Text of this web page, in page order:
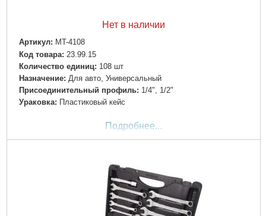
Нет в наличии
Артикул: MT-4108
Код товара: 23.99.15
Количество единиц: 108 шт
Назначение: Для авто, Универсальный
Пpиcoeдинитeльный пpoфиль: 1/4", 1/2"
Ураковка: Пластиковый кейс
Подробнее...